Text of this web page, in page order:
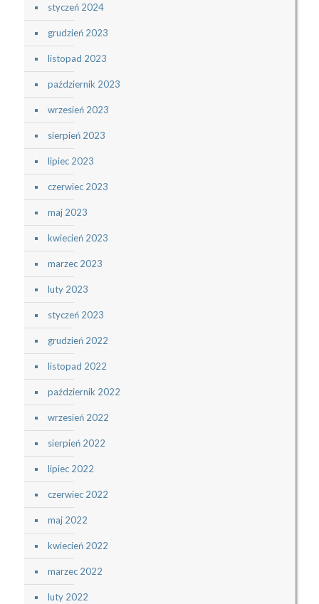
styczeń 2024
grudzień 2023
listopad 2023
październik 2023
wrzesień 2023
sierpień 2023
lipiec 2023
czerwiec 2023
maj 2023
kwiecień 2023
marzec 2023
luty 2023
styczeń 2023
grudzień 2022
listopad 2022
październik 2022
wrzesień 2022
sierpień 2022
lipiec 2022
czerwiec 2022
maj 2022
kwiecień 2022
marzec 2022
luty 2022